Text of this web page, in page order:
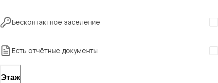
Бесконтактное заселение
Есть отчётные документы
Этаж